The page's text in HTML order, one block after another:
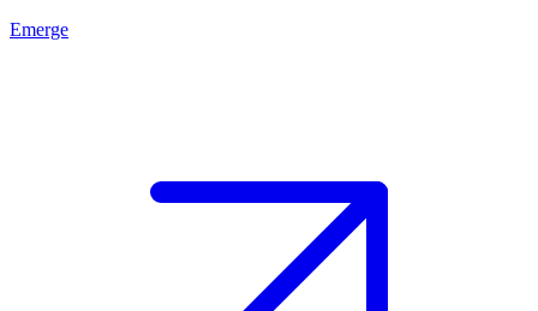
Emerge